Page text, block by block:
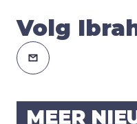
Volg
MEER